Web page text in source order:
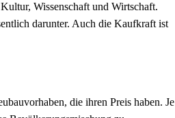
Wissenschaft und Wirtschaft.
darunter. Auch die Kaufkraft ist
die ihren Preis haben. Je